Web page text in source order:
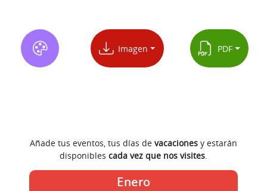
Enero
Añade tus eventos, tus días de vacaciones y estarán
disponibles cada vez que nos visites.
Imagen PDF